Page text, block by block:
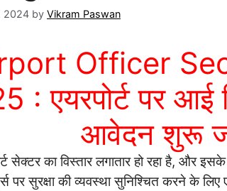
2024 by Vikram Paswan
Officer
: एयरपोर्ट पर आई
आवेदन शुरू
सेक्टर का विस्तार लगातार हो रहा है, और
पर सुरक्षा की व्यवस्था सुनिश्चित करने के लिए